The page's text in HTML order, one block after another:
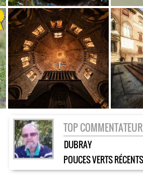
TOP COMMENTATEUR
DUBRAY
POUCES VERTS